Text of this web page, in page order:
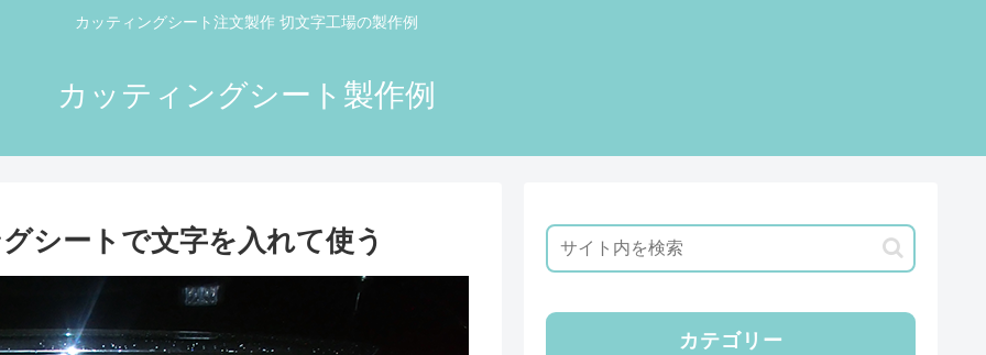
カッティングシート注文製作 切文字工場の製作例
カッティングシート製作例
シートで文字を入れて使う
カテゴリー